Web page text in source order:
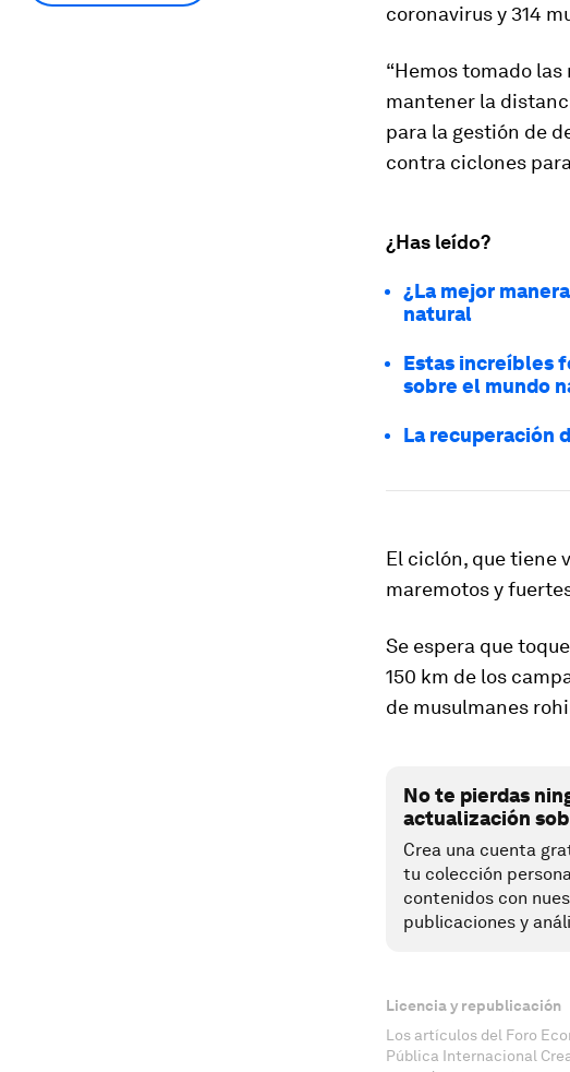
coronavirus y 314
“Hemos tomado
mantener la
para la gestión de
contra ciclones
¿Has leído?
¿La mejor
natural
Estas increíbles
sobre el mundo
La recuperación
El ciclón, que tiene
maremotos y
Se espera que
150 km de los
de musulmanes
No te pierdas
actualización
Crea una cuenta
tu colección
contenidos con
publicaciones y
Licencia y republicación
Los artículos del Foro
Pública Internacional